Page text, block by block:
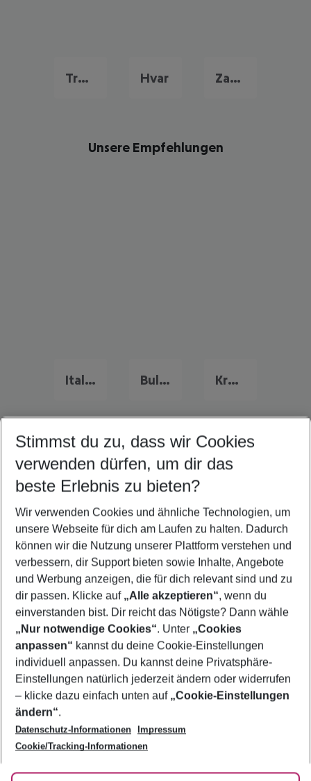
Trogir Hvar Zadar
Unsere Empfehlungen
Italien Urlaub Bulgarien Urlaub Kreta Urlaub
Quicklinks
Familienurlaub Split
Pauschalreisen Split
Flug & Hotel Split
Frübucher Angebote Split für 2026
Last Minute Split
Footer
Footer navigation
Über uns
AGB
Bestpreisgarantie
Cookie-Einstellungen ändern
Cookie-Richtlinie
Agenturbetreuung
Barrierefreies Reisen
Folge uns
Stimmst du zu, dass wir Cookies
verwenden dürfen, um dir das
beste Erlebnis zu bieten?
Wir verwenden Cookies und ähnliche Technologien, um
unsere Webseite für dich am Laufen zu halten. Dadurch
können wir die Nutzung unserer Plattform verstehen und
verbessern, dir Support bieten sowie Inhalte, Angebote
und Werbung anzeigen, die für dich relevant sind und zu
dir passen. Klicke auf „Alle akzeptieren“, wenn du
einverstanden bist. Dir reicht das Nötigste? Dann wähle
„Nur notwendige Cookies“. Unter „Cookies
anpassen“ kannst du deine Cookie-Einstellungen
individuell anpassen. Du kannst deine Privatsphäre-
Einstellungen natürlich jederzeit ändern oder widerrufen
– klicke dazu einfach unten auf „Cookie-Einstellungen
ändern“.
Datenschutz-Informationen
Impressum
Cookie/Tracking-Informationen